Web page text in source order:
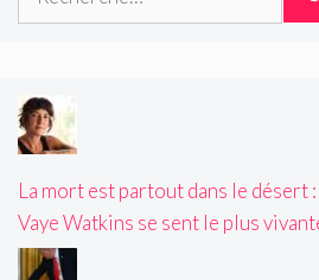
La mort est partout dans le désert
Vaye Watkins se sent le plus